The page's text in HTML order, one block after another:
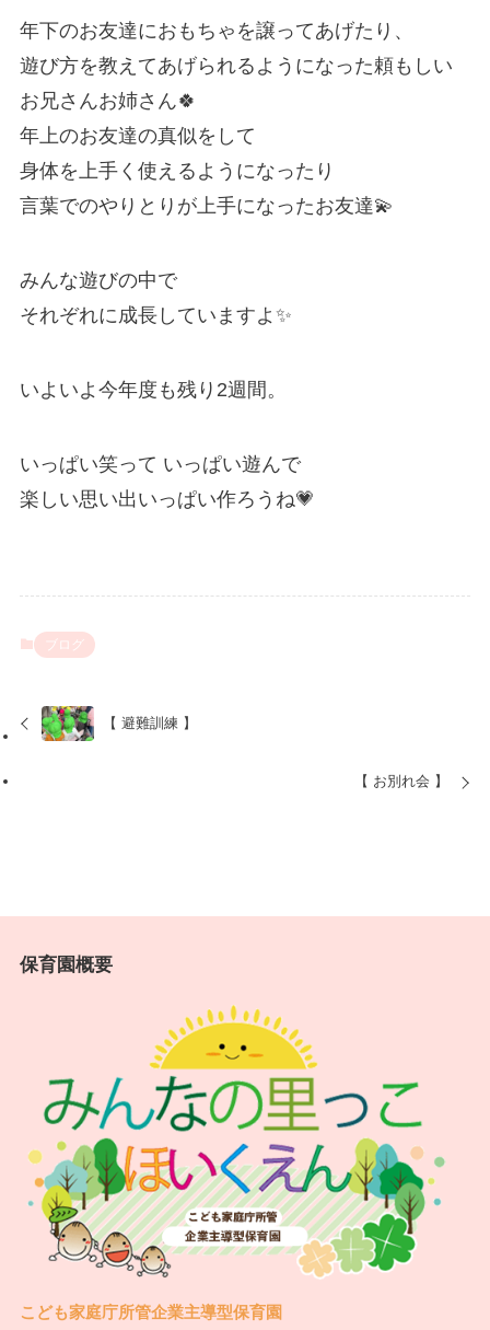
年下のお友達におもちゃを譲ってあげたり、
遊び方を教えてあげられるようになった頼もしい
お兄さんお姉さん🍀
年上のお友達の真似をして
身体を上手く使えるようになったり
言葉でのやりとりが上手になったお友達💫
みんな遊びの中で
それぞれに成長していますよ✨
いよいよ今年度も残り2週間。
いっぱい笑って いっぱい遊んで
楽しい思い出いっぱい作ろうね💗
ブログ
【 避難訓練 】
【 お別れ会 】
保育園概要
こども家庭庁所管企業主導型保育園